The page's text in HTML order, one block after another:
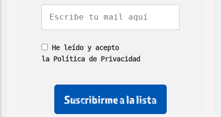
He leído y acepto
la Política de Privacidad
rellenar
rellenar